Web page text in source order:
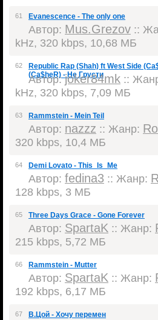
61 Evanescence - The only one
Автор: Mus.Grezov ::
kHz, 320 kbps, 10,68 МБ
62
Republic Rap (Shah) ft West Side
(Ca$heR) - Не Грусти
Автор:joker84mk ::
kHz, 320 kbps, 7,09 МБ
63 Rammstein - Mein Teil
Автор: nazzz :: Жанр:
320 kbps, 10,4 МБ
64 Demi Lovato - This_Is_Me
Автор: fedina3 :: Жанр:
128 kbps, 3 МБ
65 Three Days Grace - Gone Forever
Автор: SpartaK :: Жанр:
215 kbps, 5,72 МБ
66 Rammstein - Mutter
Автор: SpartaK :: Жанр:
192 kbps, 6,17 МБ
67 В.Цой - Хочу перемен